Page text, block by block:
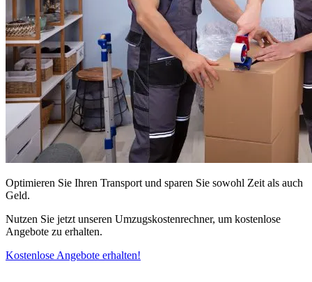
Optimieren Sie Ihren Transport und sparen Sie sowohl Zeit als auch
Geld.
Nutzen Sie jetzt unseren Umzugskostenrechner, um kostenlose
Angebote zu erhalten.
Kostenlose Angebote erhalten!